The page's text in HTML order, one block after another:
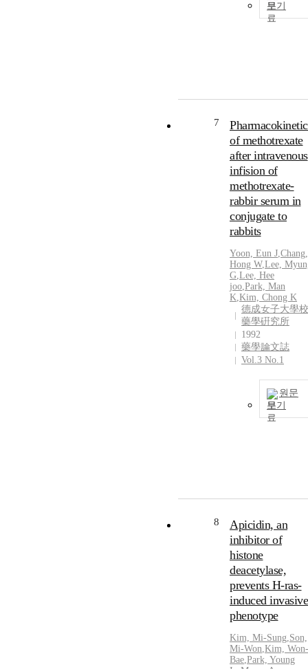
보기
7
of methotrexate
after intravenous
infision of
methotrexate-
rabbir serum in
conjugate to
rabbits
Yoon, Eun J,Chang,
Hong W,Lee,
G,Lee, Hee
joo,Park, Man
K,Kim, Chong K
德成女子大學校
藥學硏究所
1992
藥學論文誌
Vol.3 No.1
원문
보기
8
Apicidin, an
inhibitor of
histone
deacetylase,
prevents H-ras-
induced invasive
phenotype
Kim, Mi-Sung,Son,
Mi-Won,Kim, Won-
Bae,Park, Young